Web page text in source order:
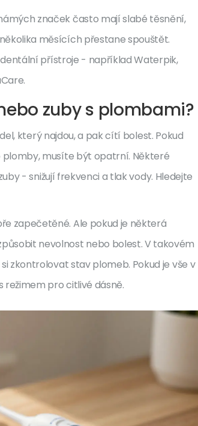
značek často mají slabé těsnění,
měsících přestane spouštět.
přístroje - například Waterpik,
zuby s plombami?
který najdou, a pak cítí bolest. Pokud
musíte být opatrní. Některé
- snižují frekvenci a tlak vody. Hledejte
zapečetěné. Ale pokud je některá
nevolnost nebo bolest. V takovém
zkontrolovat stav plomeb. Pokud je vše v
režimem pro citlivé dásně.